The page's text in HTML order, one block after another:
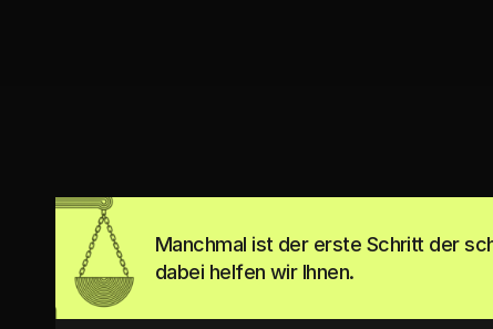
Manchmal ist der erste Schritt der
dabei helfen wir Ihnen.